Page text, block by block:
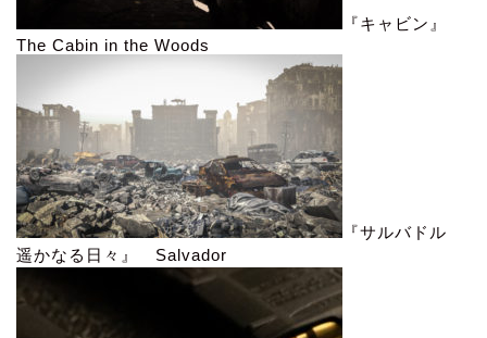
『キャビン』
The Cabin in the Woods
『サルバドル
遥かなる日々』 Salvador